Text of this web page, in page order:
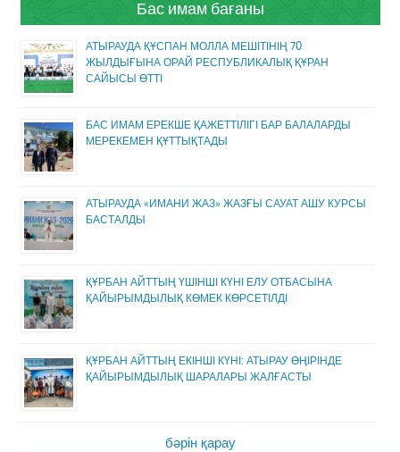
Бас имам бағаны
АТЫРАУДА ҚҰСПАН МОЛЛА МЕШІТІНІҢ 70
ЖЫЛДЫҒЫНА ОРАЙ РЕСПУБЛИКАЛЫҚ ҚҰРАН
САЙЫСЫ ӨТТІ
БАС ИМАМ ЕРЕКШЕ ҚАЖЕТТІЛІГІ БАР БАЛАЛАРДЫ
МЕРЕКЕМЕН ҚҰТТЫҚТАДЫ
АТЫРАУДА «ИМАНИ ЖАЗ» ЖАЗҒЫ САУАТ АШУ КУРСЫ
БАСТАЛДЫ
ҚҰРБАН АЙТТЫҢ ҮШІНШІ КҮНІ ЕЛУ ОТБАСЫНА
ҚАЙЫРЫМДЫЛЫҚ КӨМЕК КӨРСЕТІЛДІ
ҚҰРБАН АЙТТЫҢ ЕКІНШІ КҮНІ: АТЫРАУ ӨҢІРІНДЕ
ҚАЙЫРЫМДЫЛЫҚ ШАРАЛАРЫ ЖАЛҒАСТЫ
бәрін қарау